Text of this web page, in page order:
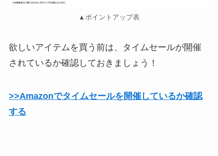
▲ポイントアップ表
欲しいアイテムを買う前は、タイムセールが開催
されているか確認しておきましょう！
>>Amazonでタイムセールを開催しているか確認
する